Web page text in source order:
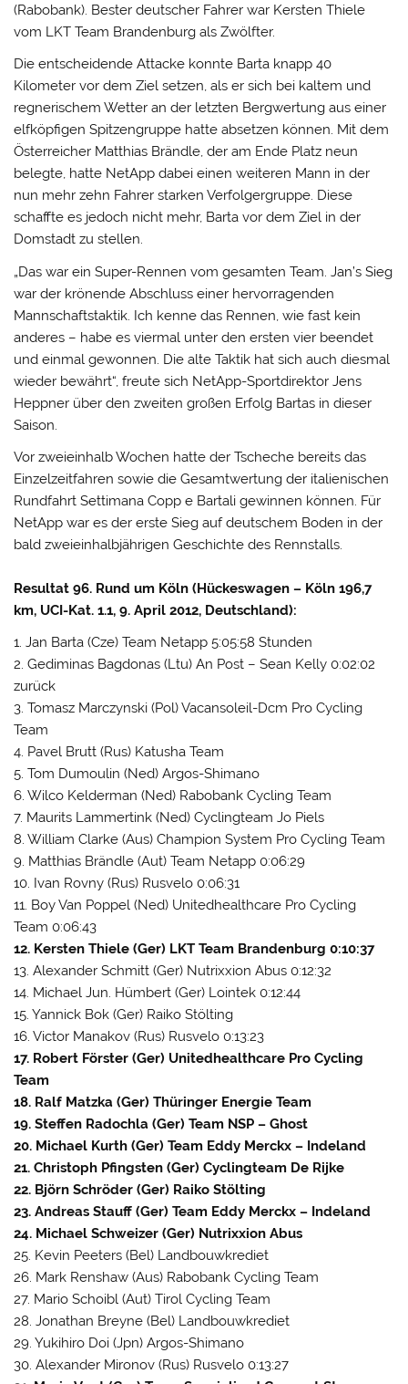
(Rabobank). Bester deutscher Fahrer war Kersten Thiele
vom LKT Team Brandenburg als Zwölfter.
Die entscheidende Attacke konnte Barta knapp 40
Kilometer vor dem Ziel setzen, als er sich bei kaltem und
regnerischem Wetter an der letzten Bergwertung aus einer
elfköpfigen Spitzengruppe hatte absetzen können. Mit dem
Österreicher Matthias Brändle, der am Ende Platz neun
belegte, hatte NetApp dabei einen weiteren Mann in der
nun mehr zehn Fahrer starken Verfolgergruppe. Diese
schaffte es jedoch nicht mehr, Barta vor dem Ziel in der
Domstadt zu stellen.
„Das war ein Super-Rennen vom gesamten Team. Jan’s Sieg
war der krönende Abschluss einer hervorragenden
Mannschaftstaktik. Ich kenne das Rennen, wie fast kein
anderes – habe es viermal unter den ersten vier beendet
und einmal gewonnen. Die alte Taktik hat sich auch diesmal
wieder bewährt“, freute sich NetApp-Sportdirektor Jens
Heppner über den zweiten großen Erfolg Bartas in dieser
Saison.
Vor zweieinhalb Wochen hatte der Tscheche bereits das
Einzelzeitfahren sowie die Gesamtwertung der italienischen
Rundfahrt Settimana Copp e Bartali gewinnen können. Für
NetApp war es der erste Sieg auf deutschem Boden in der
bald zweieinhalbjährigen Geschichte des Rennstalls.
Resultat 96. Rund um Köln (Hückeswagen – Köln 196,7
km, UCI-Kat. 1.1, 9. April 2012, Deutschland):
1. Jan Barta (Cze) Team Netapp 5:05:58 Stunden
2. Gediminas Bagdonas (Ltu) An Post – Sean Kelly 0:02:02
zurück
3. Tomasz Marczynski (Pol) Vacansoleil-Dcm Pro Cycling
Team
4. Pavel Brutt (Rus) Katusha Team
5. Tom Dumoulin (Ned) Argos-Shimano
6. Wilco Kelderman (Ned) Rabobank Cycling Team
7. Maurits Lammertink (Ned) Cyclingteam Jo Piels
8. William Clarke (Aus) Champion System Pro Cycling Team
9. Matthias Brändle (Aut) Team Netapp 0:06:29
10. Ivan Rovny (Rus) Rusvelo 0:06:31
11. Boy Van Poppel (Ned) Unitedhealthcare Pro Cycling
Team 0:06:43
12. Kersten Thiele (Ger) LKT Team Brandenburg 0:10:37
13. Alexander Schmitt (Ger) Nutrixxion Abus 0:12:32
14. Michael Jun. Hümbert (Ger) Lointek 0:12:44
15. Yannick Bok (Ger) Raiko Stölting
16. Victor Manakov (Rus) Rusvelo 0:13:23
17. Robert Förster (Ger) Unitedhealthcare Pro Cycling
Team
18. Ralf Matzka (Ger) Thüringer Energie Team
19. Steffen Radochla (Ger) Team NSP – Ghost
20. Michael Kurth (Ger) Team Eddy Merckx – Indeland
21. Christoph Pfingsten (Ger) Cyclingteam De Rijke
22. Björn Schröder (Ger) Raiko Stölting
23. Andreas Stauff (Ger) Team Eddy Merckx – Indeland
24. Michael Schweizer (Ger) Nutrixxion Abus
25. Kevin Peeters (Bel) Landbouwkrediet
26. Mark Renshaw (Aus) Rabobank Cycling Team
27. Mario Schoibl (Aut) Tirol Cycling Team
28. Jonathan Breyne (Bel) Landbouwkrediet
29. Yukihiro Doi (Jpn) Argos-Shimano
30. Alexander Mironov (Rus) Rusvelo 0:13:27